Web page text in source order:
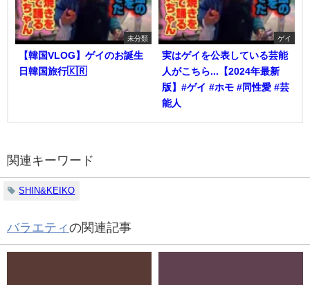
未分類
【韓国VLOG】ゲイのお誕生
日韓国旅行🇰🇷
ゲイ
実はゲイを公表している芸能
人がこちら...【2024年最新
版】#ゲイ #ホモ #同性愛 #芸
能人
関連キーワード
SHIN&KEIKO
バラエティ の関連記事